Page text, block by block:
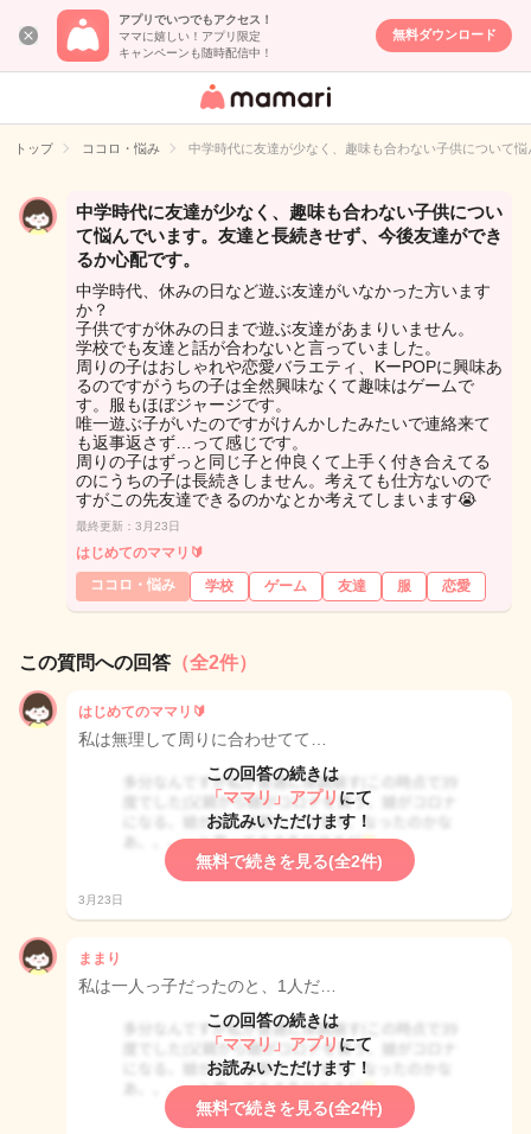
アプリでいつでもアクセス！
ママに嬉しい！アプリ限定
キャンペーンも随時配信中！
無料ダウンロード
女性専用匿名QA
イト
トップ ココロ・悩み 中学時代に友達が少なく、趣味も合わない子供について
中学時代に友達が少なく、趣味も合わない子供につい
て悩んでいます。友達と長続きせず、今後友達ができ
るか心配です。
中学時代、休みの日など遊ぶ友達がいなかった方います
か？
子供ですが休みの日まで遊ぶ友達があまりいません。
学校でも友達と話が合わないと言っていました。
周りの子はおしゃれや恋愛バラエティ、KーPOPに興味あ
るのですがうちの子は全然興味なくて趣味はゲームで
す。服もほぼジャージです。
唯一遊ぶ子がいたのですがけんかしたみたいで連絡来て
も返事返さず…って感じです。
周りの子はずっと同じ子と仲良くて上手く付き合えてる
のにうちの子は長続きしません。考えても仕方ないので
すがこの先友達できるのかなとか考えてしまいます😭
最終更新：3月23日
はじめてのママリ🔰
ココロ・悩み
学校 ゲーム 友達 服 恋愛
この質問への回答 （全2件）
はじめてのママリ🔰
私は無理して周りに合わせてて…
この回答の続きは
「ママリ」アプリ にて
お読みいただけます！
無料で続きを見る(全2件)
3月23日
ままり
私は一人っ子だったのと、1人だ…
この回答の続きは
「ママリ」アプリ にて
お読みいただけます！
無料で続きを見る(全2件)